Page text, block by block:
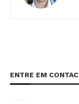
ENTRE EM